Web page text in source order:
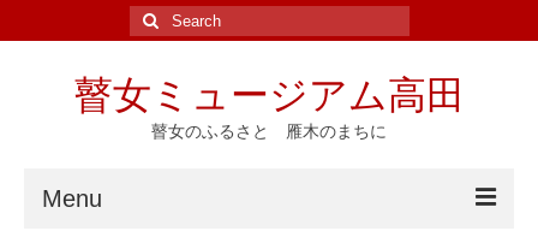
Search
for:
瞽女ミュージアム高田
瞽女のふるさと 雁木のまちに
Menu